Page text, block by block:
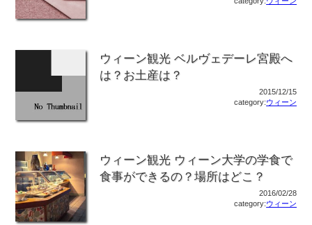
ウィーン観光 ベルヴェデーレ宮殿へ
は？お土産は？
2015/12/15
category:ウィーン
ウィーン観光 ウィーン大学の学食で
食事ができるの？場所はどこ？
2016/02/28
category:ウィーン